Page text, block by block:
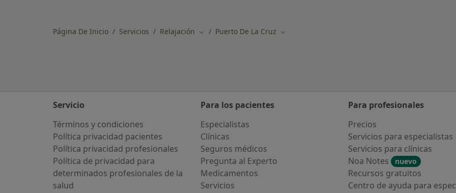
Página De Inicio Servicios Relajación Cambiar de ciudad
Puerto De La Cruz Cambiar de ciudad
Servicio
Términos y condiciones
Política privacidad pacientes
Política privacidad profesionales
Política de privacidad para
determinados profesionales de la
salud
Para los pacientes
Especialistas
Clínicas
Seguros médicos
Pregunta al Experto
Medicamentos
Servicios
Para profesionales
Precios
Servicios para especialistas
Servicios para clínicas
Noa Notes
nuevo
Recursos gratuitos
Centro de ayuda para